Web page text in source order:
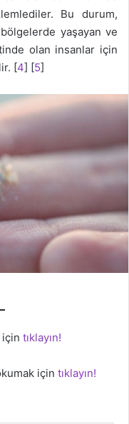
Bu durum,
yaşayan ve
olan insanlar için
[4] [5]
için tıklayın!
için tıklayın!